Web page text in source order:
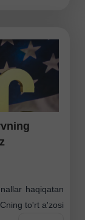
haqiqatan
to'rt a'zosi